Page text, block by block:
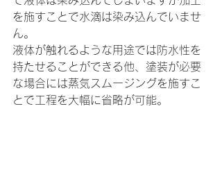
を施すことで水滴は染み込んでいませ
ん。
液体が触れるような用途では防水性を
持たせることができる他、塗装が必要
な場合には蒸気スムージングを施すこ
とで工程を大幅に省略が可能。